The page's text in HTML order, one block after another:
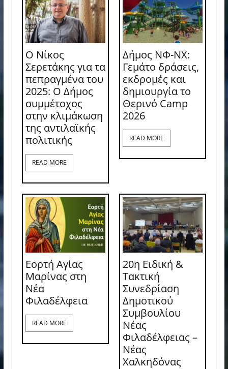
Ο Νίκος
Σερετάκης για τα
πεπραγμένα του
2025: Ο Δήμος
συμμέτοχος
στην κλιμάκωση
της αντιλαϊκής
πολιτικής
READ MORE
Δήμος ΝΦ-ΝΧ:
Γεμάτο δράσεις,
εκδρομές και
δημιουργία το
Θερινό Camp
2026
READ MORE
Εορτή Αγίας
Μαρίνας στη
Νέα
Φιλαδέλφεια
READ MORE
20η Ειδική &
Τακτική
Συνεδρίαση
Δημοτικού
Συμβουλίου
Νέας
Φιλαδέλφειας –
Νέας
Χαλκηδόνας